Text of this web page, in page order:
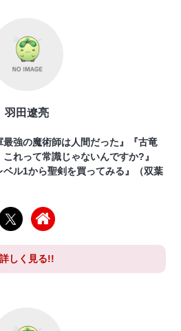
羽田遼亮
強の魔術師は人間だった』『古竜
れって常識じゃないんですか?』
ベル1から聖剣を買ってみる』（双葉
詳しく見る!!